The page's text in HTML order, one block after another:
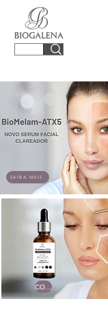
SAIBA MAIS
COMPRE